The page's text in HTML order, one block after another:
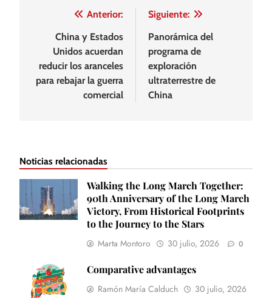
Navegación
entradas
Anterior:
China y Estados
Unidos acuerdan
reducir los aranceles
para rebajar la guerra
comercial
Siguiente:
Panorámica del
programa de
exploración
ultraterrestre de
China
Noticias relacionadas
Walking the Long March Together:
90th Anniversary of the Long March
Victory, From Historical Footprints
to the Journey to the Stars
Marta Montoro 30 julio, 2026 0
Comparative advantages
Ramón María Calduch 30 julio, 2026